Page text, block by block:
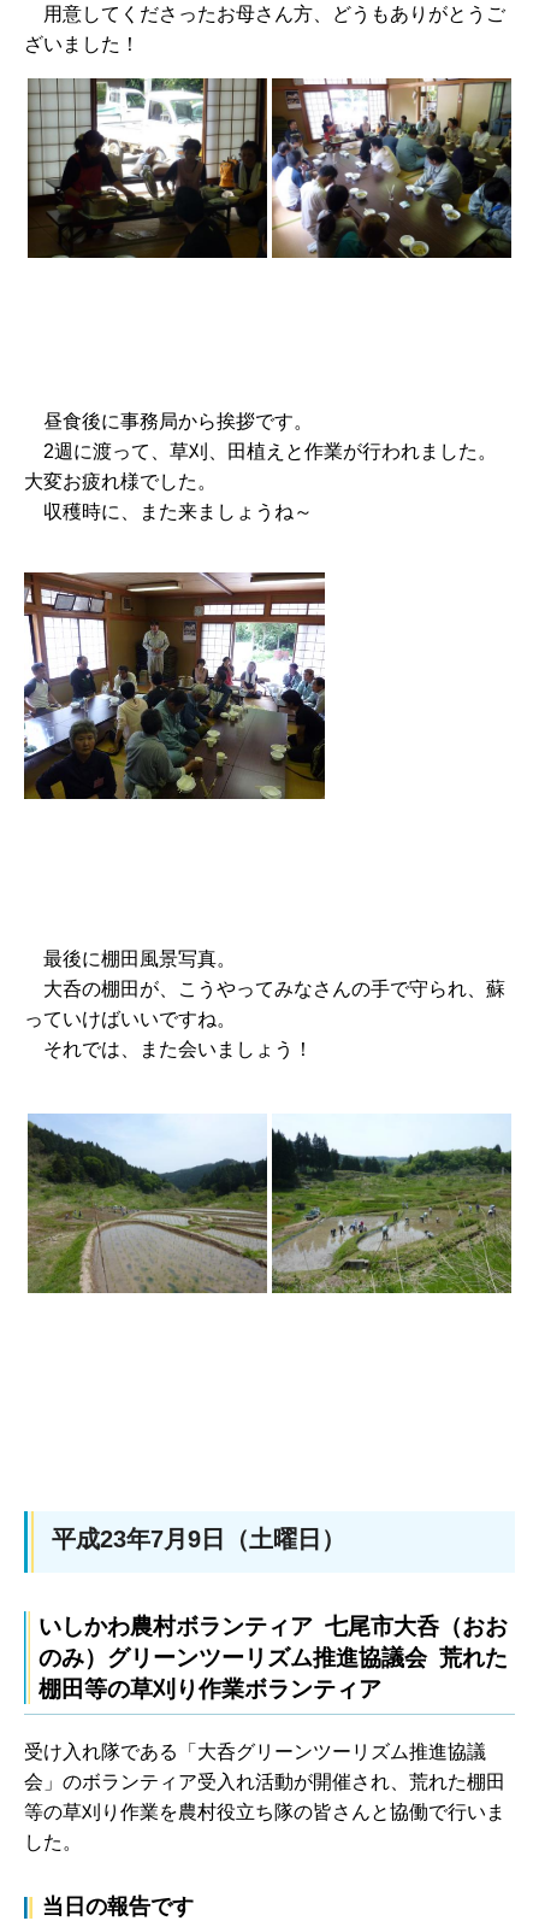
用意してくださったお母さん方、どうもありがとうご
ざいました！
昼食後に事務局から挨拶です。
2週に渡って、草刈、田植えと作業が行われました。
大変お疲れ様でした。
収穫時に、また来ましょうね～
最後に棚田風景写真。
大呑の棚田が、こうやってみなさんの手で守られ、蘇
っていけばいいですね。
それでは、また会いましょう！
平成23年7月9日（土曜日）
いしかわ農村ボランティア 七尾市大呑（おお
のみ）グリーンツーリズム推進協議会 荒れた
棚田等の草刈り作業ボランティア
受け入れ隊である「大呑グリーンツーリズム推進協議
会」のボランティア受入れ活動が開催され、荒れた棚田
等の草刈り作業を農村役立ち隊の皆さんと協働で行いま
した。
当日の報告です